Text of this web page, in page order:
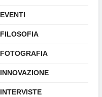
EVENTI
FILOSOFIA
FOTOGRAFIA
INNOVAZIONE
INTERVISTE